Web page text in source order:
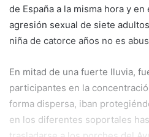
de España a la misma hora y
agresión sexual de siete
niña de catorce años no es
En mitad de una fuerte lluvia,
participantes en la
forma dispersa, iban
en los diferentes soportales